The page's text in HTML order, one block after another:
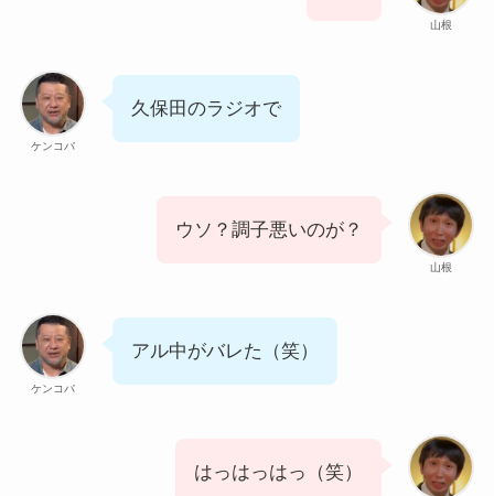
山根
ケンコバ
久保田のラジオで
山根
ウソ？調子悪いのが？
ケンコバ
アル中がバレた（笑）
はっはっはっ（笑）